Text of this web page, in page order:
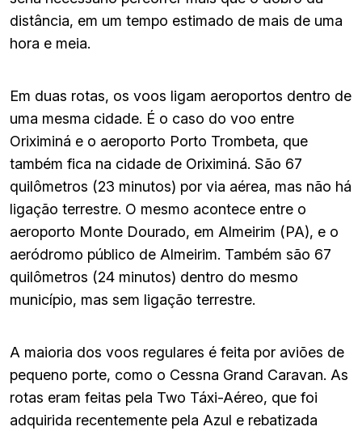
distância, em um tempo estimado de mais de uma
hora e meia.
Em duas rotas, os voos ligam aeroportos dentro de
uma mesma cidade. É o caso do voo entre
Oriximiná e o aeroporto Porto Trombeta, que
também fica na cidade de Oriximiná. São 67
quilômetros (23 minutos) por via aérea, mas não há
ligação terrestre. O mesmo acontece entre o
aeroporto Monte Dourado, em Almeirim (PA), e o
aeródromo público de Almeirim. Também são 67
quilômetros (24 minutos) dentro do mesmo
município, mas sem ligação terrestre.
A maioria dos voos regulares é feita por aviões de
pequeno porte, como o Cessna Grand Caravan. As
rotas eram feitas pela Two Táxi-Aéreo, que foi
adquirida recentemente pela Azul e rebatizada